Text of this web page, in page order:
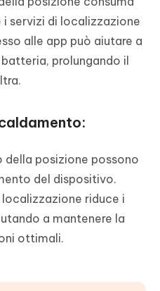
servizi di localizzazione
alle app può aiutare a
prolungando il
posizione possono
del dispositivo.
riduce i
a mantenere la
ottimali.